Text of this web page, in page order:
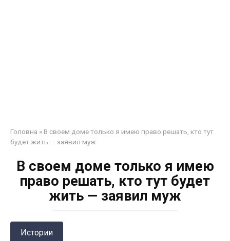
Головна » В своем доме только я имею право решать, кто тут
будет жить — заявил муж
В своем доме только я имею
право решать, кто тут будет
жить — заявил муж
Истории